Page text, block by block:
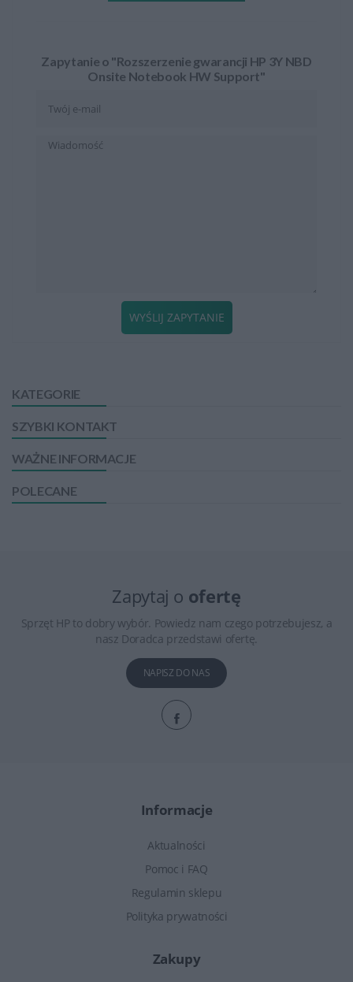
KATEGORIE
SZYBKI KONTAKT
WAŻNE INFORMACJE
POLECANE
Zapytanie o "Rozszerzenie gwarancji HP 3Y NBD
Onsite Notebook HW Support"
WYŚLIJ ZAPYTANIE
Zapytaj o ofertę
Sprzęt HP to dobry wybór. Powiedz nam czego potrzebujesz, a
nasz Doradca przedstawi ofertę.
NAPISZ DO NAS
Informacje
Aktualności
Pomoc i FAQ
Regulamin sklepu
Polityka prywatności
Zakupy